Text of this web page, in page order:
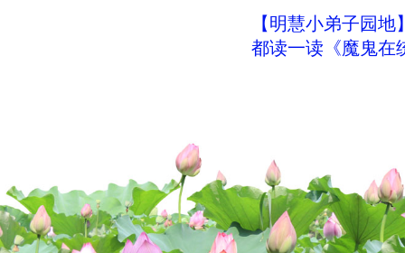
【明慧小弟子园
都读一读《魔鬼在